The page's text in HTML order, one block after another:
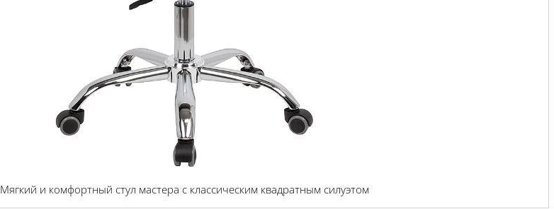
Мягкий и комфортный стул мастера с классическим квадратным силуэтом